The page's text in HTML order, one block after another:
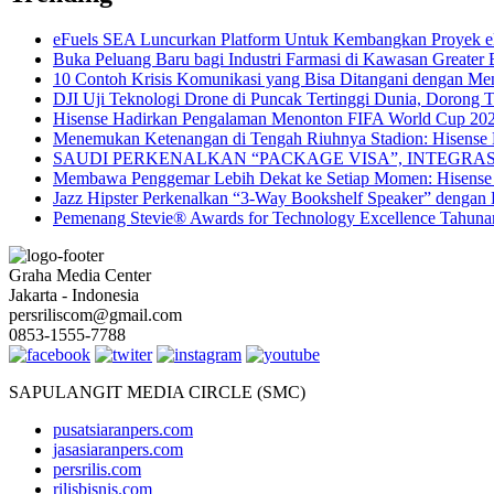
eFuels SEA Luncurkan Platform Untuk Kembangkan Proyek
Buka Peluang Baru bagi Industri Farmasi di Kawasan Greater
10 Contoh Krisis Komunikasi yang Bisa Ditangani dengan
DJI Uji Teknologi Drone di Puncak Tertinggi Dunia, Dorong
Hisense Hadirkan Pengalaman Menonton FIFA World Cup
Menemukan Ketenangan di Tengah Riuhnya Stadion:
SAUDI PERKENALKAN “PACKAGE VISA”,
Membawa Penggemar Lebih Dekat ke Setiap Momen:
Jazz Hipster Perkenalkan “3-Way Bookshelf Speaker”
Pemenang Stevie® Awards for Technology Excellence
Graha Media Center
Jakarta - Indonesia
persriliscom@gmail.com
0853-1555-7788
SAPULANGIT MEDIA CIRCLE (SMC)
pusatsiaranpers.com
jasasiaranpers.com
persrilis.com
rilisbisnis.com